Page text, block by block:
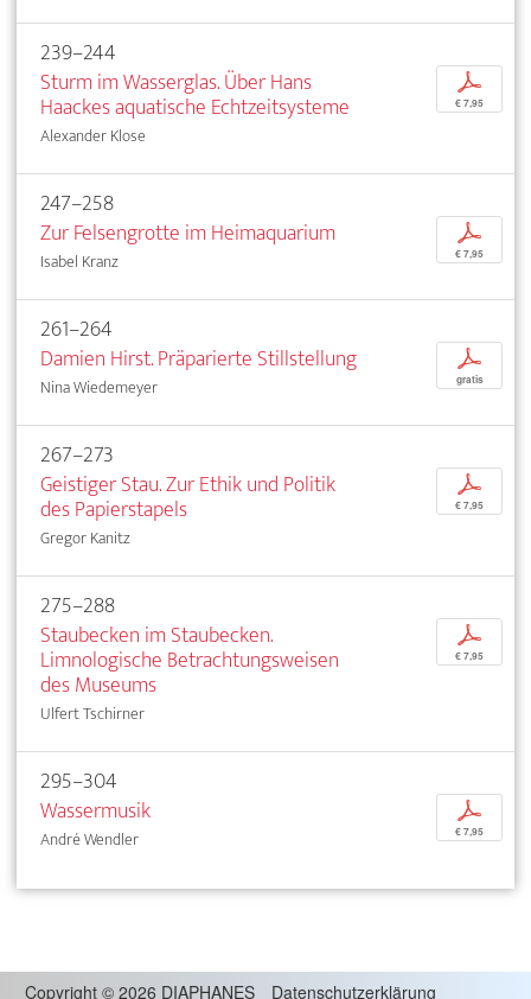
239–244
Sturm im Wasserglas. Über Hans
Haackes aquatische Echtzeitsysteme
Alexander Klose
p
€ 7,95
247–258
Zur Felsengrotte im Heimaquarium
Isabel Kranz
p
€ 7,95
261–264
Damien Hirst. Präparierte Stillstellung
Nina Wiedemeyer
p
gratis
267–273
Geistiger Stau. Zur Ethik und Politik
des Papierstapels
Gregor Kanitz
p
€ 7,95
275–288
Staubecken im Staubecken.
Limnologische Betrachtungsweisen
des Museums
Ulfert Tschirner
p
€ 7,95
295–304
Wassermusik
André Wendler
p
€ 7,95
Copyright © 2026 DIAPHANES Datenschutzerklärung